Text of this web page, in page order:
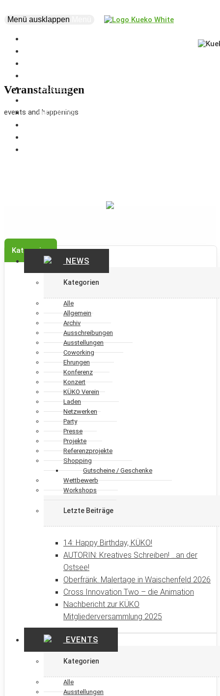
Menü ausklappen
creatives
supporters
Veranstaltungen
events and happenings
Kategorien
NEWS
Kategorien
Alle
Allgemein
Archiv
Ausschreibungen
Ausstellungen
Coworking
Ehrungen
Konferenz
Konzert
KÜKO Verein
Laden
Netzwerken
Party
Presse
Projekte
Referenzprojekte
Shopping
Gutscheine / Geschenke
Wettbewerb
Workshops
Letzte Beiträge
14: Happy Birthday, KÜKO!
AUTORIN: Kreatives Schreiben! …an der
Ostsee!
Oberfränk. Malertage in Waischenfeld 2026
Cross Innovation Two – die Animation
Nachbericht zur KÜKO
Mitgliederversammlung 2025
EVENTS
Kategorien
Alle
Ausstellungen